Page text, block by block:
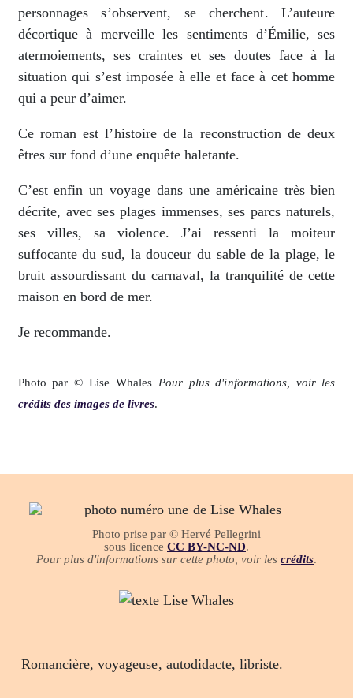
personnages s’observent, se cherchent. L’auteure
décortique à merveille les sentiments d’Émilie, ses
atermoiements, ses craintes et ses doutes face à la
situation qui s’est imposée à elle et face à cet homme
qui a peur d’aimer.
Ce roman est l’histoire de la reconstruction de deux
êtres sur fond d’une enquête haletante.
C’est enfin un voyage dans une américaine très bien
décrite, avec ses plages immenses, ses parcs naturels,
ses villes, sa violence. J’ai ressenti la moiteur
suffocante du sud, la douceur du sable de la plage, le
bruit assourdissant du carnaval, la tranquilité de cette
maison en bord de mer.
Je recommande.
Photo par © Lise Whales Pour plus d'informations, voir les
crédits des images de livres.
Photo prise par © Hervé Pellegrini
sous licence CC BY-NC-ND.
Pour plus d'informations sur cette photo, voir les crédits.
Romancière, voyageuse, autodidacte, libriste.